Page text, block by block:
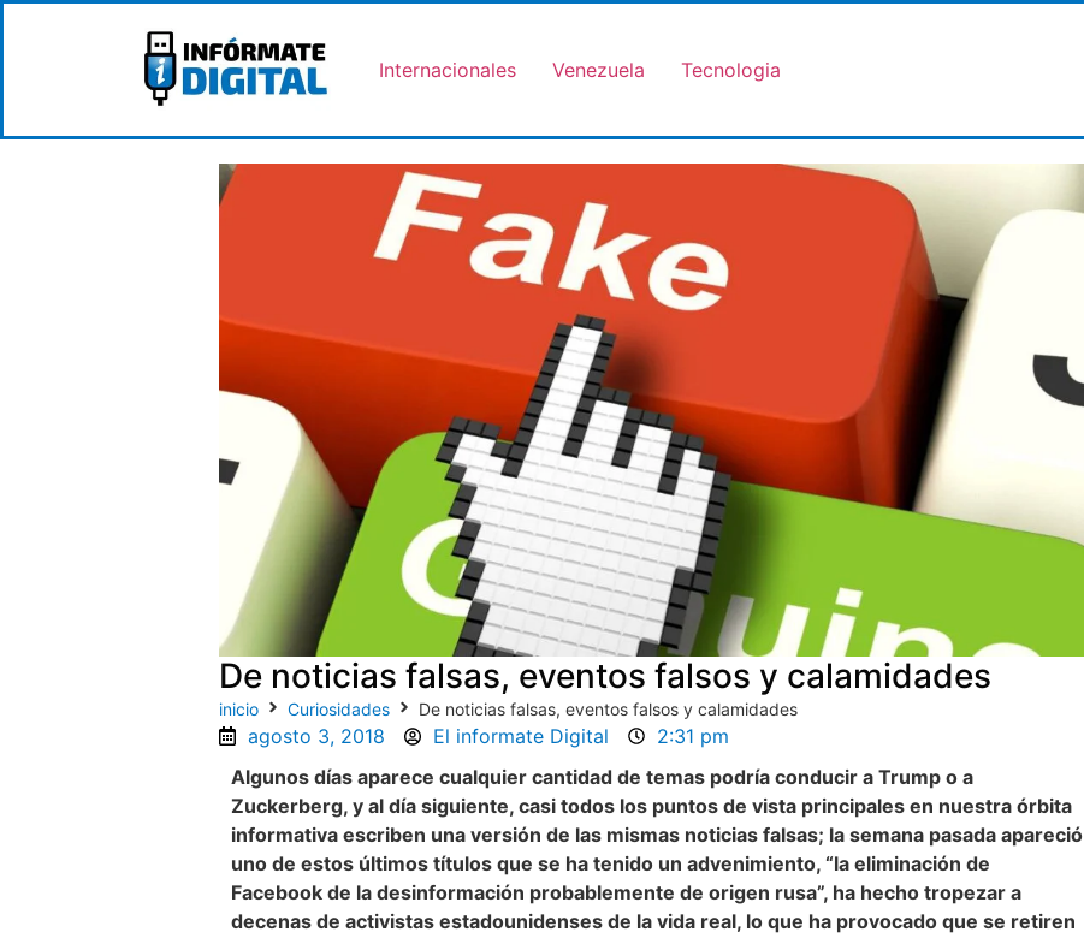
Internacionales Venezuela Tecnologia
De noticias falsas, eventos falsos y calamidades
inicio Curiosidades De noticias falsas, eventos falsos y calamidades
agosto 3, 2018 El informate Digital
2:31 pm
Algunos días aparece cualquier cantidad de temas podría conducir a Trump o a
Zuckerberg, y al día siguiente, casi todos los puntos de vista principales en nuestra órbita
informativa escriben una versión de las mismas noticias falsas; la semana pasada apareció
uno de estos últimos títulos que se ha tenido un advenimiento, “la eliminación de
Facebook de la desinformación probablemente de origen rusa”, ha hecho tropezar a
decenas de activistas estadounidenses de la vida real, lo que ha provocado que se retiren